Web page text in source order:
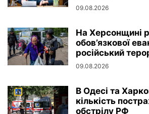
09.08.2026
На Херсонщині
обов’язкової
російський
09.08.2026
В Одесі та
кількість
обстрілу РФ